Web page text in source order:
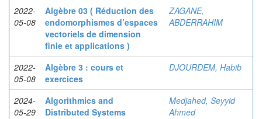
2022-
05-08
Algèbre 03 ( Réduction des
endomorphismes d’espaces
vectoriels de dimension
finie et applications )
ZAGANE,
ABDERRAHIM
2022-
05-08
Algèbre 3 : cours et
exercices
DJOURDEM, Habib
2024-
05-29
Algorithmics and
Distributed Systems
Medjahed, Seyyid
Ahmed